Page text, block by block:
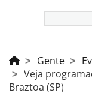
Gente
Veja
Braztoa (SP)